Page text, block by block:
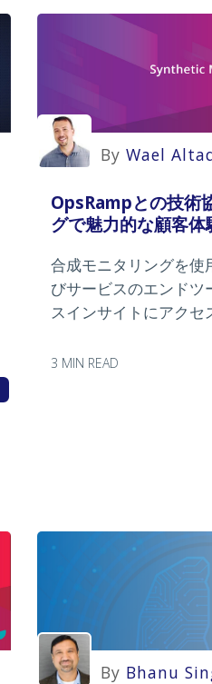
By Wael
OpsRampとの技術
グで魅力的な顧客体
合成モニタリングを使
びサービスのエンドツ
スインサイトにアクセ
3 MIN READ
By Bhanu